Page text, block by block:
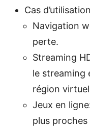
Cas
Navigation
perte.
Streaming
le streaming
région
Jeux en
plus